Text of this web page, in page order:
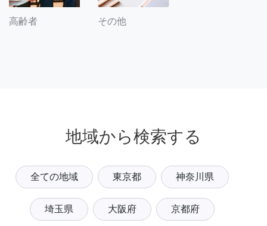
高齢者 その他
地域から検索する
全ての地域 東京都 神奈川県
埼玉県 大阪府 京都府